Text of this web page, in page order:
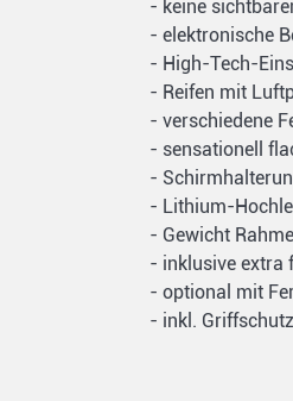
- keine
- elektronische
- High-Tech-
- Reifen mit
- verschiedene
- sensationell
-
- Lithium-
- Gewicht
- inklusive extra
- optional mit
- inkl. Griffschutz